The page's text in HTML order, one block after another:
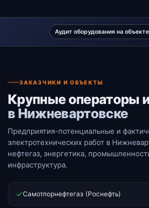
Аудит оборудования на объекте
ЗАКАЗЧИКИ И ОБЪЕКТЫ
Крупные операторы
в Нижневартовске
Предприятия-потенциальные и
электротехнических работ в
нефтегаз, энергетика,
инфраструктура.
Самотлорнефтегаз (Роснефть)